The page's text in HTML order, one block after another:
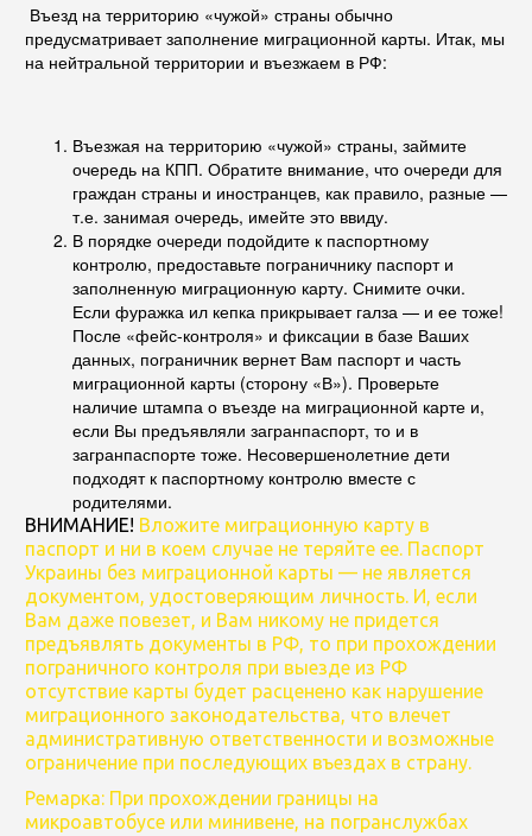
Въезд на территорию «чужой» страны обычно
предусматривает заполнение миграционной карты. Итак, мы
на нейтральной территории и въезжаем в РФ:
Въезжая на территорию «чужой» страны, займите
очередь на КПП. Обратите внимание, что очереди для
граждан страны и иностранцев, как правило, разные —
т.е. занимая очередь, имейте это ввиду.
В порядке очереди подойдите к паспортному
контролю, предоставьте пограничнику паспорт и
заполненную миграционную карту. Снимите очки.
Если фуражка ил кепка прикрывает галза — и ее тоже!
После «фейс-контроля» и фиксации в базе Ваших
данных, пограничник вернет Вам паспорт и часть
миграционной карты (сторону «В»). Проверьте
наличие штампа о въезде на миграционной карте и,
если Вы предъявляли загранпаспорт, то и в
загранпаспорте тоже. Несовершенолетние дети
подходят к паспортному контролю вместе с
родителями.
ВНИМАНИЕ! Вложите миграционную карту в
паспорт и ни в коем случае не теряйте ее. Паспорт
Украины без миграционной карты — не является
документом, удостоверяющим личность. И, если
Вам даже повезет, и Вам никому не придется
предъявлять документы в РФ, то при прохождении
пограничного контроля при выезде из РФ
отсутствие карты будет расценено как нарушение
миграционного законодательства, что влечет
административную ответственности и возможные
ограничение при последующих въездах в страну.
Ремарка: При прохождении границы на
микроавтобусе или минивене, на погранслужбах